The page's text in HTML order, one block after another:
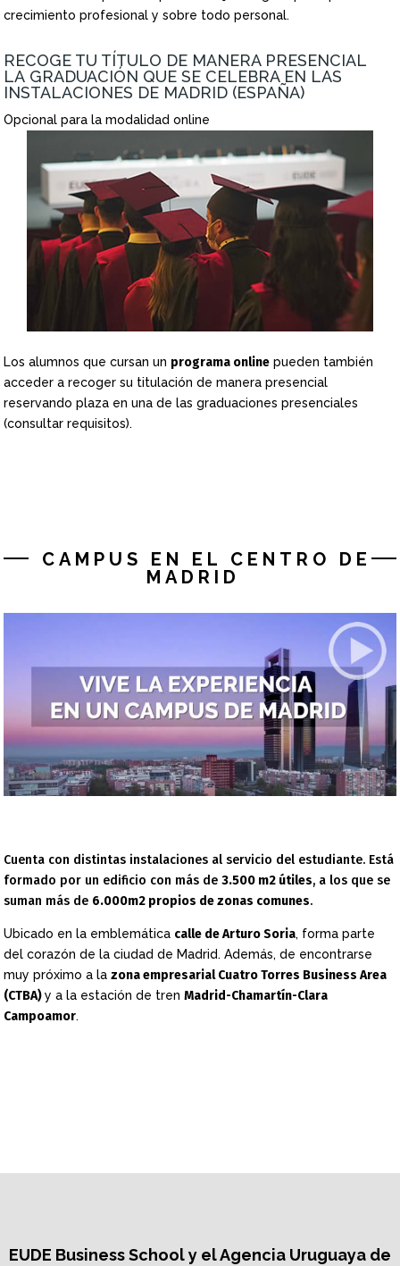
crecimiento profesional y sobre todo personal.
RECOGE TU TÍTULO DE MANERA PRESENCIAL
LA GRADUACIÓN QUE SE CELEBRA EN LAS
INSTALACIONES DE MADRID (ESPAÑA)
Opcional para la modalidad online
Los alumnos que cursan un programa online pueden también
acceder a recoger su titulación de manera presencial
reservando plaza en una de las graduaciones presenciales
(consultar requisitos).
CAMPUS EN EL CENTRO DE
MADRID
Cuenta con distintas instalaciones al servicio del estudiante. Está
formado por un edificio con más de3.500 m2 útiles, a los que se
suman más de 6.000m2 propios de zonas comunes.
Ubicado en la emblemática calle de Arturo Soria, forma parte
del corazón de la ciudad de Madrid. Además, de encontrarse
muy próximo a lazona empresarial Cuatro Torres Business Area
(CTBA)y a la estación de trenMadrid-Chamartín-Clara
Campoamor.
EUDE Business School y el Agencia Uruguaya de